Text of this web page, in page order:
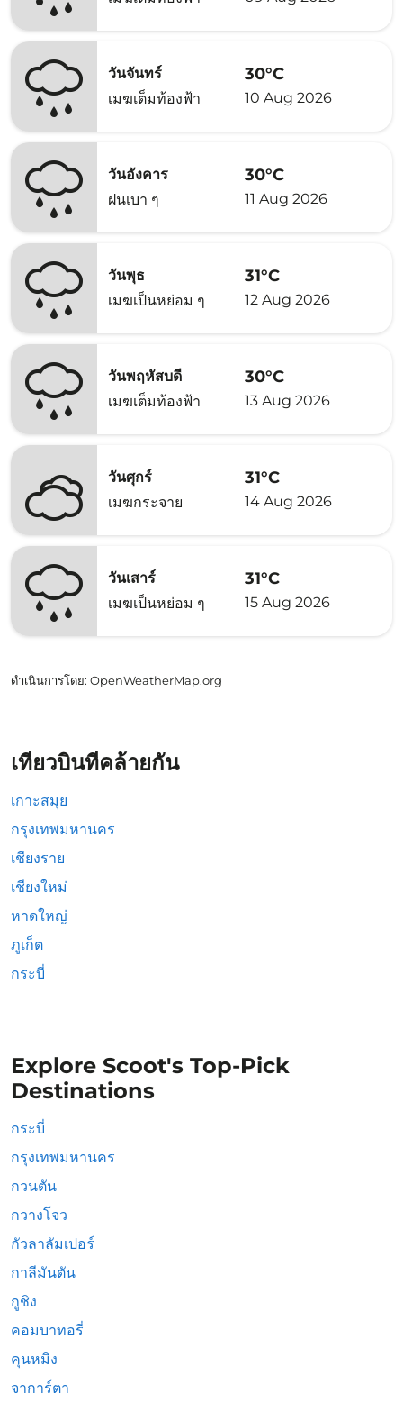
วันจันทร์
เมฆเต็มท้องฟ้า
30°C
10 Aug 2026
วันอังคาร
ฝนเบา ๆ
30°C
11 Aug 2026
วันพุธ
เมฆเป็นหย่อม ๆ
31°C
12 Aug 2026
วันพฤหัสบดี
เมฆเต็มท้องฟ้า
30°C
13 Aug 2026
วันศุกร์
เมฆกระจาย
31°C
14 Aug 2026
วันเสาร์
เมฆเป็นหย่อม ๆ
31°C
15 Aug 2026
ดำเนินการโดย: OpenWeatherMap.org
เที่ยวบินที่คล้ายกัน
เกาะสมุย
กรุงเทพมหานคร
เชียงราย
เชียงใหม่
หาดใหญ่
ภูเก็ต
กระบี่
Explore Scoot's Top-Pick
Destinations
กระบี่
กรุงเทพมหานคร
กวนตัน
กวางโจว
กัวลาลัมเปอร์
กาลีมันตัน
กูชิง
คอมบาทอรี่
คุนหมิง
จาการ์ตา